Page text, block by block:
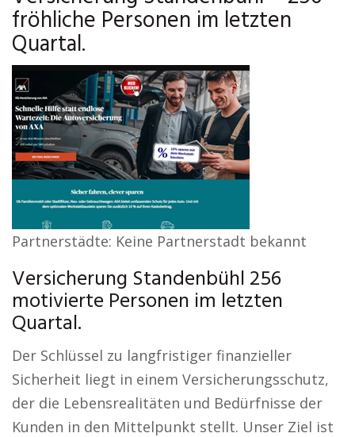
fröhliche Personen im letzten
Quartal.
Partnerstädte: Keine Partnerstadt bekannt
Versicherung Standenbühl 256
motivierte Personen im letzten
Quartal.
Der Schlüssel zu langfristiger finanzieller
Sicherheit liegt in einem Versicherungsschutz,
der die Lebensrealitäten und Bedürfnisse der
Kunden in den Mittelpunkt stellt. Unser Ziel ist